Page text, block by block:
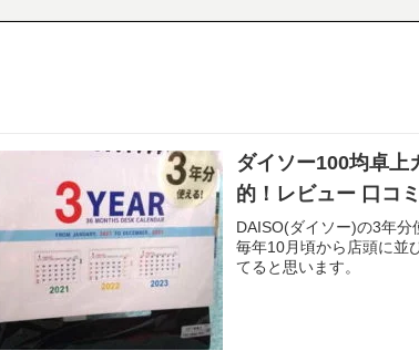
ダイソー100均卓上
的！レビュー 口コミ
DAISO(ダイソー)の3年
毎年10月頃から店頭に並
てると思います。